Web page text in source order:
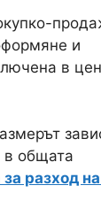
и
в
в общата
разход